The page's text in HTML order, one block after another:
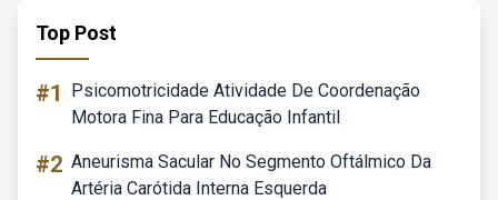
Top Post
#1
Psicomotricidade Atividade De Coordenação
Motora Fina Para Educação Infantil
#2 Aneurisma Sacular No Segmento Oftálmico Da
Artéria Carótida Interna Esquerda